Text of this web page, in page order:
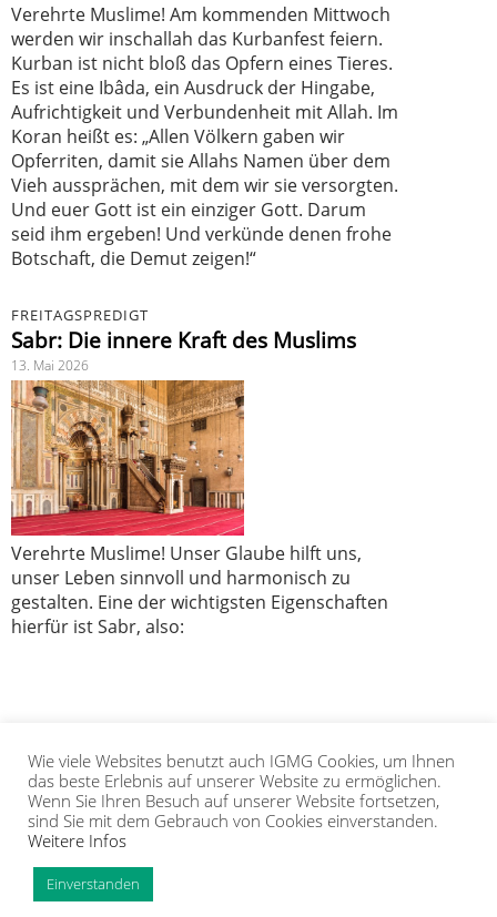
Verehrte Muslime! Am kommenden Mittwoch
werden wir inschallah das Kurbanfest feiern.
Kurban ist nicht bloß das Opfern eines Tieres.
Es ist eine Ibâda, ein Ausdruck der Hingabe,
Aufrichtigkeit und Verbundenheit mit Allah. Im
Koran heißt es: „Allen Völkern gaben wir
Opferriten, damit sie Allahs Namen über dem
Vieh aussprächen, mit dem wir sie versorgten.
Und euer Gott ist ein einziger Gott. Darum
seid ihm ergeben! Und verkünde denen frohe
Botschaft, die Demut zeigen!“
FREITAGSPREDIGT
Sabr: Die innere Kraft des Muslims
13. Mai 2026
Verehrte Muslime! Unser Glaube hilft uns,
unser Leben sinnvoll und harmonisch zu
gestalten. Eine der wichtigsten Eigenschaften
hierfür ist Sabr, also:
1 2 3
IGMG PRESSE
MITGLIEDSCHAFT
Copyright Islamische Gemeinschaft Millî Görüş e.V. |
Wie viele Websites benutzt auch IGMG Cookies, um Ihnen
das beste Erlebnis auf unserer Website zu ermöglichen.
Wenn Sie Ihren Besuch auf unserer Website fortsetzen,
sind Sie mit dem Gebrauch von Cookies einverstanden.
Weitere Infos
Einverstanden